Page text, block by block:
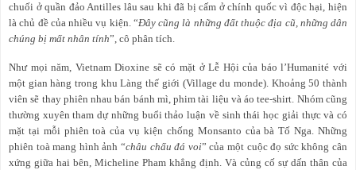
chuối ở quần đảo Antilles lâu sau khi đã bị cấm ở chính quốc vì độc hại, hiện
là chủ đề của nhiều vụ kiện. “Đây cũng là những đất thuộc địa cũ, những dân
chúng bị mất nhân tính”, cô phân tích.
Như mọi năm, Vietnam Dioxine sẽ có mặt ở Lễ Hội của báo l’Humanité với
một gian hàng trong khu Làng thế giới (Village du monde). Khoảng 50 thành
viên sẽ thay phiên nhau bán bánh mì, phim tài liệu và áo tee-shirt. Nhóm cũng
thường xuyên tham dự những buổi thảo luận về sinh thái học giải thực và có
mặt tại mỗi phiên toà của vụ kiện chống Monsanto của bà Tố Nga. Những
phiên toà mang hình ảnh “châu chấu đá voi” của một cuộc đọ sức không cân
xứng giữa hai bên, Micheline Pham khẳng định. Và củng cố sự dấn thân của